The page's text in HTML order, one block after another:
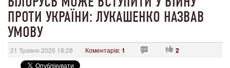
ПРОТИ УКРАЇНИ: ЛУКАШЕНКО НАЗВАВ
УМОВУ
21 Травня 2026 18:28 Коментарів:1 2